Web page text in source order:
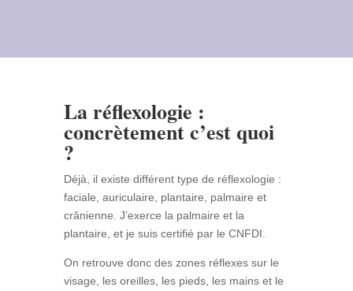
La réflexologie :
concrètement c’est quoi
?
Déjà, il existe différent type de réflexologie :
faciale, auriculaire, plantaire, palmaire et
crânienne. J’exerce la palmaire et la
plantaire, et je suis certifié par le CNFDI.
On retrouve donc des zones réflexes sur le
visage, les oreilles, les pieds, les mains et le